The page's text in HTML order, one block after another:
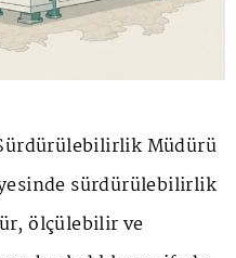
Müdürü
sürdürülebilirlik
ölçülebilir ve